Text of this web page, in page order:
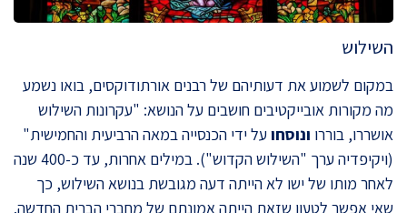
השילוש
במקום לשמוע את דעותיהם של רבנים אורתודוקסים, בואו נשמע
מה מקורות אובייקטיבים חושבים על הנושא: "עקרונות השילוש
אושררו, בוררו ונוסחו על ידי הכנסייה במאה הרביעית והחמישית"
(ויקיפדיה ערך "השילוש הקדוש"). במילים אחרות, עד כ-400 שנה
לאחר מותו של ישו לא הייתה דעה מגובשת בנושא השילוש, כך
שאי אפשר לטעון שזאת הייתה אמונתם של מחברי הברית החדשה.